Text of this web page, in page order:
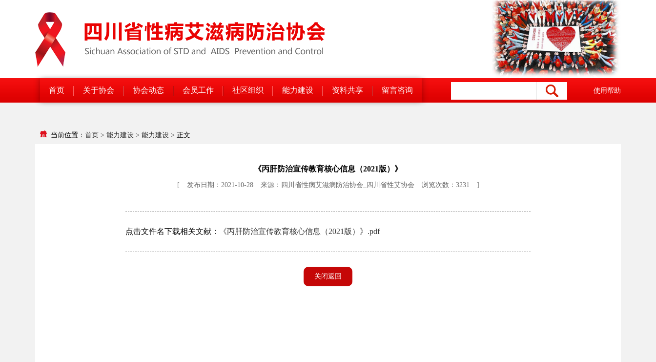
首页 关于协会 协会动态 会员工作 社区组织 能力建设 资料共享 留言咨询 使用帮助
当前位置： 首页 > 能力建设 > 能力建设 > 正文
《丙肝防治宣传教育核心信息（2021版）》
[ 发布日期：2021-10-28 来源：四川省性病艾滋病防治协会_四川省性艾协会 浏览次数：3231 ]
点击文件名下载相关文献： 《丙肝防治宣传教育核心信息（2021版）》.pdf
关闭返回